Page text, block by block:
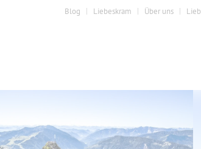
Blog Liebeskram Über uns